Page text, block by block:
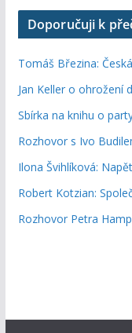
Doporučuji k
Tomáš Březina:
Jan Keller o ohrožení
Sbírka na knihu o
Rozhovor s Ivo
Ilona Švihlíková:
Robert Kotzian:
Rozhovor Petra